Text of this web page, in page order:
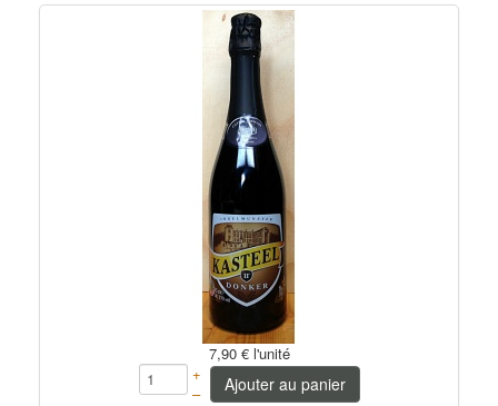
7,90 € l'unité
+
–
Ajouter au panier